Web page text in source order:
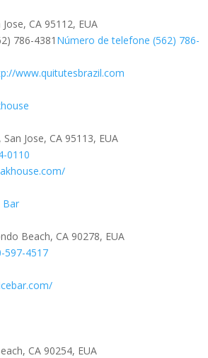
CA 95112, EUA
786-4381 Número de telefone (562) 786-
www.quitutesbrazil.com
Jose, CA 95113, EUA
0110
Bar
Beach, CA 90278, EUA
597-4517
CA 90254, EUA